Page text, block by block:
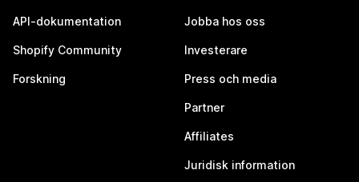
API-dokumentation
Shopify Community
Forskning
Jobba hos oss
Investerare
Press och media
Partner
Affiliates
Juridisk information